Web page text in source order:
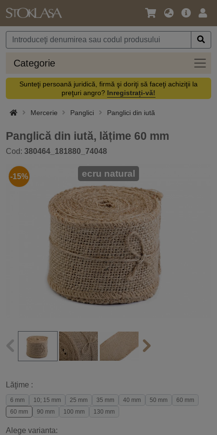
Limbă
Monedă
Meniul
Categorie
Sunteţi persoană juridică, firmă şi doriţi să faceţi achiziţii la
preţuri angro? Inregistrați-vă!
Mercerie Panglici Panglici din iută
Panglică din iută, lățime 60 mm
Cod: 380464_181880_74048
-15% ecru natural
Lăţime :
6 mm 10; 15 mm 25 mm 35 mm 40 mm 50 mm
60 mm
60 mm
90 mm 100 mm 130 mm
Alege varianta: